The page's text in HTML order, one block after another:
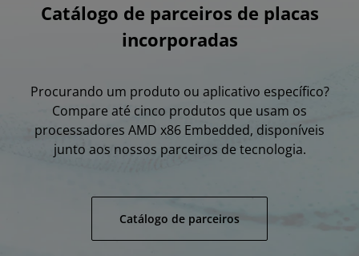
Catálogo de parceiros de placas
incorporadas
Procurando um produto ou aplicativo específico?
Compare até cinco produtos que usam os
processadores AMD x86 Embedded, disponíveis
junto aos nossos parceiros de tecnologia.
Catálogo de parceiros